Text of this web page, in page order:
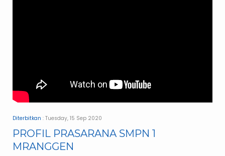
Diterbitkan : Tuesday, 15 Sep 2020
PROFIL PRASARANA SMPN 1
MRANGGEN